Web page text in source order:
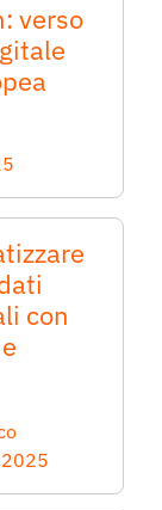
verso
con